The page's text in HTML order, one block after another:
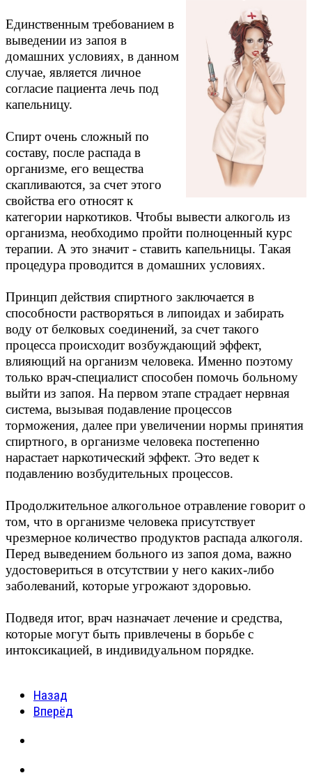
Единственным требованием в
выведении из запоя в
домашних условиях, в данном
случае, является личное
согласие пациента лечь под
капельницу.
Спирт очень сложный по
составу, после распада в
организме, его вещества
скапливаются, за счет этого
свойства его относят к
категории наркотиков. Чтобы вывести алкоголь из
организма, необходимо пройти полноценный курс
терапии. А это значит - ставить капельницы. Такая
процедура проводится в домашних условиях.
Принцип действия спиртного заключается в
способности растворяться в липоидах и забирать
воду от белковых соединений, за счет такого
процесса происходит возбуждающий эффект,
влияющий на организм человека. Именно поэтому
только врач-специалист способен помочь больному
выйти из запоя. На первом этапе страдает нервная
система, вызывая подавление процессов
торможения, далее при увеличении нормы принятия
спиртного, в организме человека постепенно
нарастает наркотический эффект. Это ведет к
подавлению возбудительных процессов.
Продолжительное алкогольное отравление говорит о
том, что в организме человека присутствует
чрезмерное количество продуктов распада алкоголя.
Перед выведением больного из запоя дома, важно
удостовериться в отсутствии у него каких-либо
заболеваний, которые угрожают здоровью.
Подведя итог, врач назначает лечение и средства,
которые могут быть привлечены в борьбе с
интоксикацией, в индивидуальном порядке.
Назад
Вперёд